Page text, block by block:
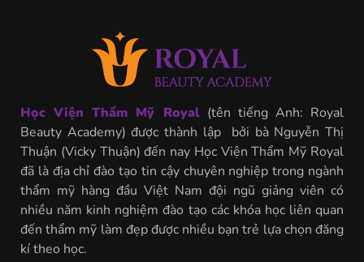
Học Viện Thẩm Mỹ Royal(tên tiếng Anh: Royal
Beauty Academy) được thành lập bởi bà Nguyễn Thị
Thuận (Vicky Thuận) đến nay Học Viện Thẩm Mỹ Royal
đã là địa chỉ đào tạo tin cậy chuyên nghiệp trong ngành
thẩm mỹ hàng đầu Việt Nam đội ngũ giảng viên có
nhiều năm kinh nghiệm đào tạo các khóa học liên quan
đến thẩm mỹ làm đẹp được nhiều bạn trẻ lựa chọn đăng
kí theo học.